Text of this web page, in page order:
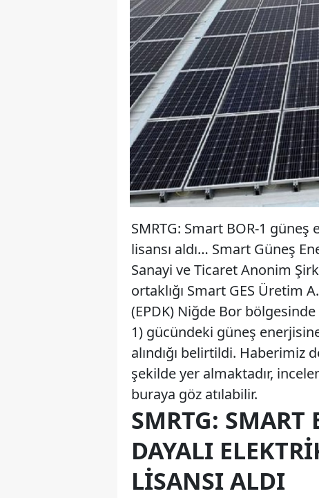
SMRTG: Smart BOR-1
lisansı aldı… Smart Güneş
Sanayi ve Ticaret Anonim
ortaklığı Smart GES Üretim
(EPDK) Niğde Bor
1) gücündeki güneş
alındığı belirtildi. Haberimiz
şekilde yer almaktadır,
buraya göz atılabilir.
SMRTG: SMART
DAYALI
LISANSI ALDI